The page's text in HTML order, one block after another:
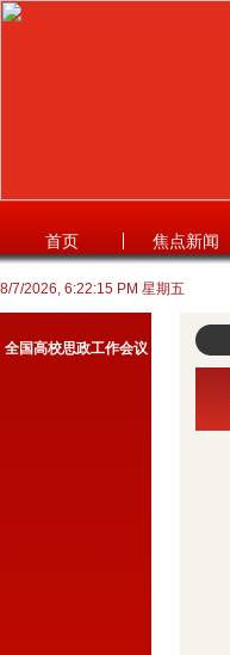
首页 焦点新闻
8/7/2026, 6:22:16 PM 星期五
全国高校思政工作会议